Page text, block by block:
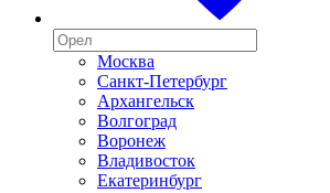
Москва
Санкт-Петербург
Архангельск
Волгоград
Воронеж
Владивосток
Екатеринбург